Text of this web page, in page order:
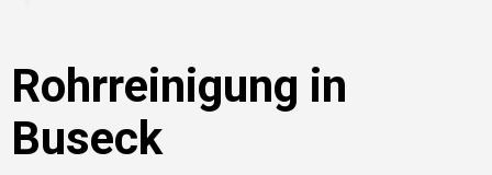
Rohrreinigung in
Buseck